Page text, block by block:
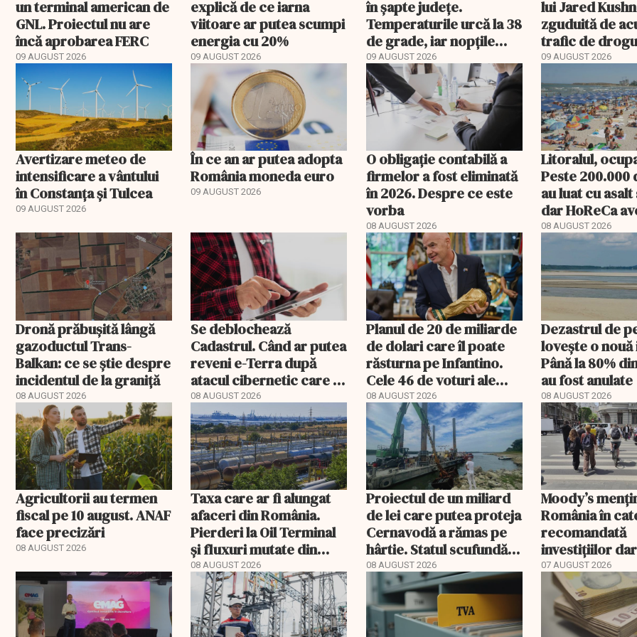
un terminal american de
GNL. Proiectul nu are
încă aprobarea FERC
09 AUGUST 2026
explică de ce iarna
viitoare ar putea scumpi
energia cu 20%
09 AUGUST 2026
în șapte județe.
Temperaturile urcă la 38
de grade, iar nopțile
devin tropicale
09 AUGUST 2026
lui Jared
zguduită de
trafic de
de terenuri.
09 AUGUST 2026
Avertizare meteo de
intensificare a vântului
în Constanța și Tulcea
09 AUGUST 2026
În ce an ar putea adopta
România moneda euro
09 AUGUST 2026
O obligație contabilă a
firmelor a fost eliminată
în 2026. Despre ce este
vorba
08 AUGUST 2026
Litoralul,
Peste
au luat cu
dar HoReCa
„Nu avem un
profit”
08 AUGUST 2026
Dronă prăbușită lângă
gazoductul Trans-
Balkan: ce se știe despre
incidentul de la graniță
08 AUGUST 2026
Se deblochează
Cadastrul. Când ar putea
reveni e-Terra după
atacul cibernetic care a
blocat tranzacțiile
imobiliare
08 AUGUST 2026
Planul de 20 de miliarde
de dolari care îl poate
răsturna pe Infantino.
Cele 46 de voturi ale
Asiei decid viitorul FIFA
08 AUGUST 2026
Dezastrul de
lovește o
Până la 80%
au fost anulate
08 AUGUST 2026
Agricultorii au termen
fiscal pe 10 august. ANAF
face precizări
08 AUGUST 2026
Taxa care ar fi alungat
afaceri din România.
Pierderi la Oil Terminal
și fluxuri mutate din
Portul Constanța
08 AUGUST 2026
Proiectul de un miliard
de lei care putea proteja
Cernavodă a rămas pe
hârtie. Statul scufundă
acum barje în Dunăre
08 AUGUST 2026
Moody’s
România în
recomandată
investițiilor dar
transmite un
avertisment
07 AUGUST 2026